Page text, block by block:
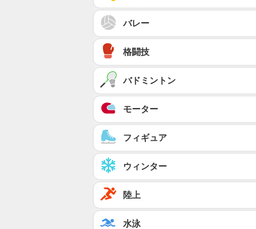
バレー
格闘技
バドミントン
モーター
フィギュア
ウィンター
陸上
水泳